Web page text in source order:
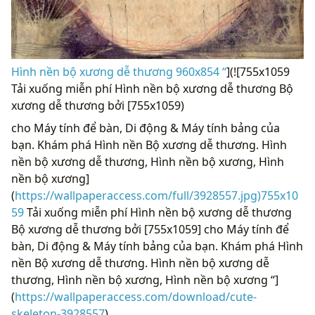
Hình nền bộ xương dễ thương 960x854 “](![755x1059
Tải xuống miễn phí Hình nền bộ xương dễ thương Bộ
xương dễ thương bởi [755x1059)
cho Máy tính để bàn, Di động & Máy tính bảng của
bạn. Khám phá Hình nền Bộ xương dễ thương. Hình
nền bộ xương dễ thương, Hình nền bộ xương, Hình
nền bộ xương]
(https://wallpaperaccess.com/full/3928557.jpg)755x10
59Tải xuống miễn phí Hình nền bộ xương dễ thương
Bộ xương dễ thương bởi [755x1059] cho Máy tính để
bàn, Di động & Máy tính bảng của bạn. Khám phá Hình
nền Bộ xương dễ thương. Hình nền bộ xương dễ
thương, Hình nền bộ xương, Hình nền bộ xương “]
(https://wallpaperaccess.com/download/cute-